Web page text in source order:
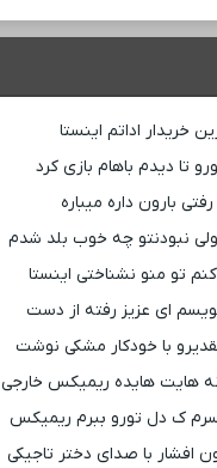
خریدار اداتم اینستا
تا دیدم باهام بازی کرد
بارون داره میباره
نبودنتو چه خوب بلد شدم
تو منو نشناختی اینستا
ای عزیز رفته از دست
با خودکار مشکی نوشت
هایت هایده ریمیکس خارجی
ک دل تورو ببرم ریمیکس
افشار با صدای دختر تاجیکی